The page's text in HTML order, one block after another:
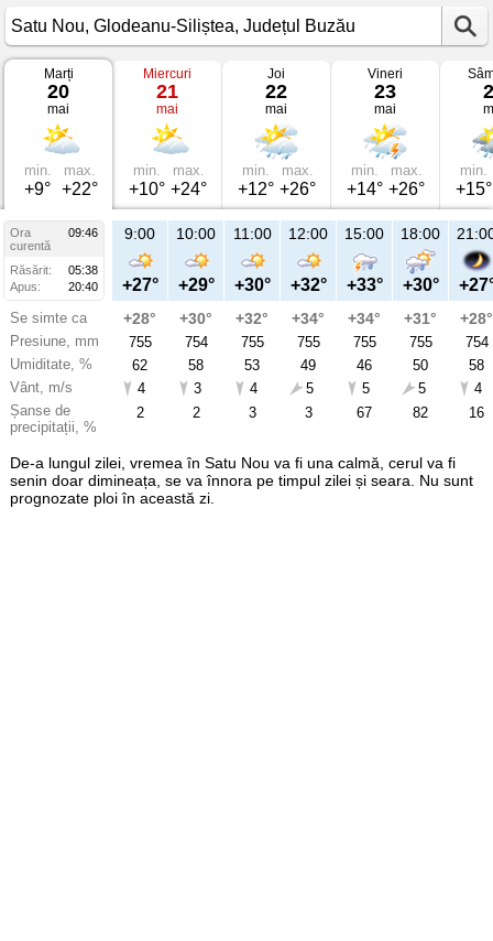
Vremea
Satu
Nou
mai
2025
Glodeanu-
Județul
Buzău
Marți
20
mai
min.
+9°
max.
+22°
Miercuri
21
mai
min.
+10°
max.
+24°
Joi
22
mai
min.
+12°
max.
+26°
Vineri
23
mai
min.
+14°
max.
+26°
min.
+15°
Ora
09:46
curentă
Răsărit:
05:38
Apus:
20:40
Se simte ca
Presiune, mm
Umiditate, %
Vânt, m/s
Șanse de
precipitații, %
9:00
+27°
+28°
755
62
4
2
10:00
+29°
+30°
754
58
3
2
11:00
+30°
+32°
755
53
4
3
12:00
+32°
+34°
755
49
5
3
15:00
+33°
+34°
755
46
5
67
18:00
+30°
+31°
755
50
5
82
+28°
754
58
4
16
De-a lungul zilei, vremea în Satu Nou va fi una calmă, cerul va fi
senin doar dimineața, se va înnora pe timpul zilei și seara. Nu sunt
prognozate ploi în această zi.